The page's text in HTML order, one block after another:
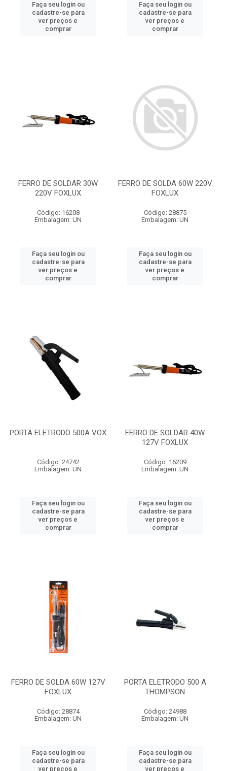
Faça seu login ou
cadastre-se para
ver preços e
comprar
Faça seu login ou
cadastre-se para
ver preços e
comprar
FERRO DE SOLDAR 30W
220V FOXLUX
Código: 16208
Embalagem: UN
Faça seu login ou
cadastre-se para
ver preços e
comprar
FERRO DE SOLDA 60W 220V
FOXLUX
Código: 28875
Embalagem: UN
Faça seu login ou
cadastre-se para
ver preços e
comprar
PORTA ELETRODO 500A VOX
Código: 24742
Embalagem: UN
Faça seu login ou
cadastre-se para
ver preços e
comprar
FERRO DE SOLDAR 40W
127V FOXLUX
Código: 16209
Embalagem: UN
Faça seu login ou
cadastre-se para
ver preços e
comprar
FERRO DE SOLDA 60W 127V
FOXLUX
Código: 28874
Embalagem: UN
Faça seu login ou
cadastre-se para
ver preços e
PORTA ELETRODO 500 A
THOMPSON
Código: 24988
Embalagem: UN
Faça seu login ou
cadastre-se para
ver preços e